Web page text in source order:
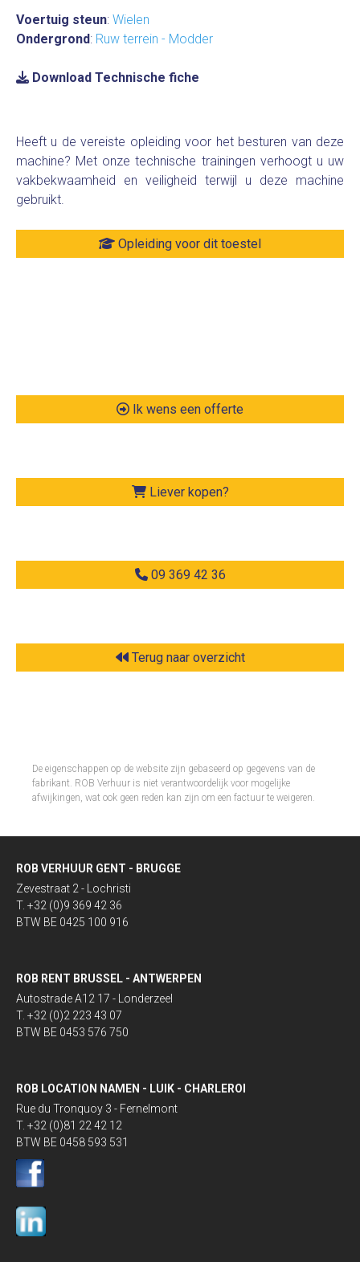
Voertuig steun: Wielen
Ondergrond: Ruw terrein - Modder
Download Technische fiche
Heeft u de vereiste opleiding voor het besturen van deze
machine? Met onze technische trainingen verhoogt u uw
vakbekwaamheid en veiligheid terwijl u deze machine
gebruikt.
Opleiding voor dit toestel
Ik wens een offerte
Liever kopen?
09 369 42 36
Terug naar overzicht
De eigenschappen op de website zijn gebaseerd op gegevens van de
fabrikant. ROB Verhuur is niet verantwoordelijk voor mogelijke
afwijkingen, wat ook geen reden kan zijn om een factuur te weigeren.​
ROB VERHUUR GENT - BRUGGE
Zevestraat 2 - Lochristi
T. +32 (0)9 369 42 36
BTW BE 0425 100 916
ROB RENT BRUSSEL - ANTWERPEN
Autostrade A12 17 - Londerzeel
T. +32 (0)2 223 43 07
BTW BE 0453 576 750
ROB LOCATION NAMEN - LUIK - CHARLEROI
Rue du Tronquoy 3 - Fernelmont
T. +32 (0)81 22 42 12
BTW BE 0458 593 531